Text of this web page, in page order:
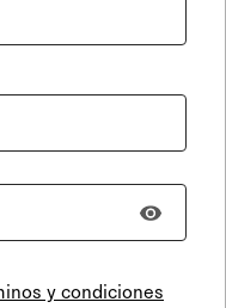
y condiciones